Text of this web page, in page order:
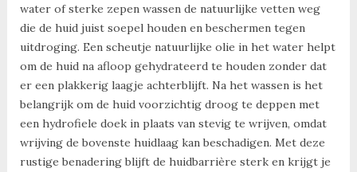
water of sterke zepen wassen de natuurlijke vetten weg
die de huid juist soepel houden en beschermen tegen
uitdroging. Een scheutje natuurlijke olie in het water helpt
om de huid na afloop gehydrateerd te houden zonder dat
er een plakkerig laagje achterblijft. Na het wassen is het
belangrijk om de huid voorzichtig droog te deppen met
een hydrofiele doek in plaats van stevig te wrijven, omdat
wrijving de bovenste huidlaag kan beschadigen. Met deze
rustige benadering blijft de huidbarrière sterk en krijgt je